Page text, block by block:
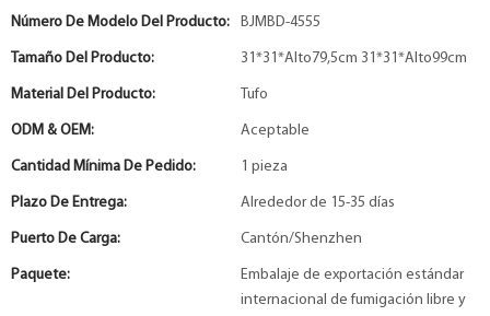
Número De Modelo Del Producto: BJMBD-4555
Tamaño Del Producto: 31*31*Alto79,5cm 31*31*Alto99cm
Material Del Producto: Tufo
ODM & OEM: Aceptable
Cantidad Mínima De Pedido: 1 pieza
Plazo De Entrega: Alrededor de 15-35 días
Puerto De Carga: Cantón/Shenzhen
Paquete:
Embalaje de exportación estándar
internacional de fumigación libre y